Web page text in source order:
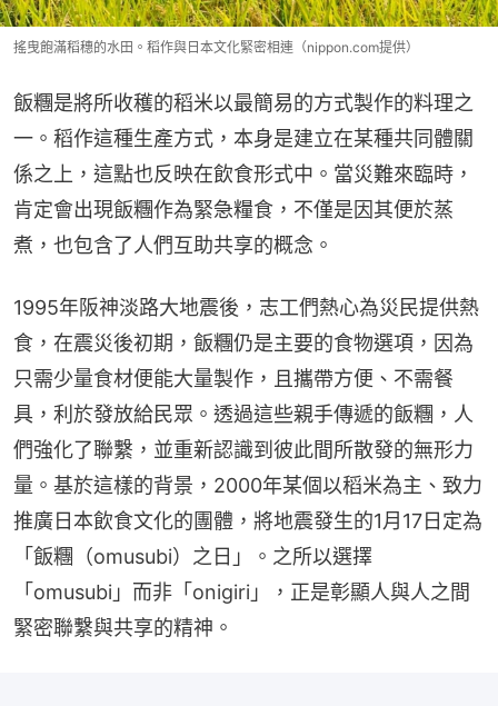
搖曳飽滿稻穗的水田。稻作與日本文化緊密相連（nippon.com提供）
飯糰是將所收穫的稻米以最簡易的方式製作的料理之
一。稻作這種生產方式，本身是建立在某種共同體關
係之上，這點也反映在飲食形式中。當災難來臨時，
肯定會出現飯糰作為緊急糧食，不僅是因其便於蒸
煮，也包含了人們互助共享的概念。
1995年阪神淡路大地震後，志工們熱心為災民提供熱
食，在震災後初期，飯糰仍是主要的食物選項，因為
只需少量食材便能大量製作，且攜帶方便、不需餐
具，利於發放給民眾。透過這些親手傳遞的飯糰，人
們強化了聯繫，並重新認識到彼此間所散發的無形力
量。基於這樣的背景，2000年某個以稻米為主、致力
推廣日本飲食文化的團體，將地震發生的1月17日定為
「飯糰（omusubi）之日」。之所以選擇
「omusubi」而非「onigiri」，正是彰顯人與人之間
緊密聯繫與共享的精神。